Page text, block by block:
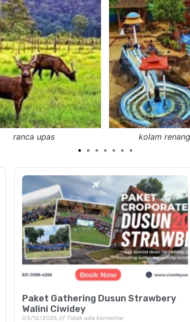
kolam renang walini kebun teh
Paket Gathering Dusun Strawbery
Walini Ciwidey
03/12/2026 Tidak ada komentar